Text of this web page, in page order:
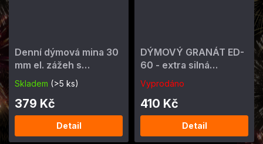
Denní dýmová mina 30
mm el. zážeh s
BLIKÁNÍM - různé
barvy
Skladem (>5 ks)
379 Kč
Detail
DÝMOVÝ GRANÁT ED-
60 - extra silná
dýmovnice
Vyprodáno
410 Kč
Detail